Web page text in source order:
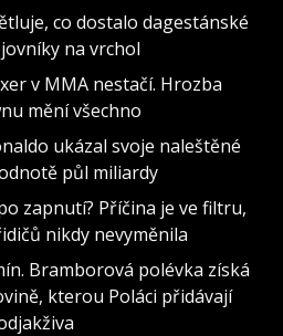
co dostalo dagestánské
na vrchol
v MMA nestačí. Hrozba
mění všechno
ukázal svoje naleštěné
půl miliardy
zapnutí? Příčina je ve filtru,
nikdy nevyměnila
Bramborová polévka získá
kterou Poláci přidávají